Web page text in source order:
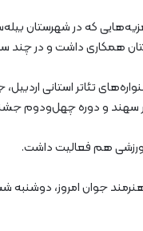
اخیر در تعزیه‌هایی که در
همکاری داشت و در چند سال
تئاتر استانی
سهند و دوره چهل‌ودوم
ورزشی هم فعالیت داشت.
جوان امروز،